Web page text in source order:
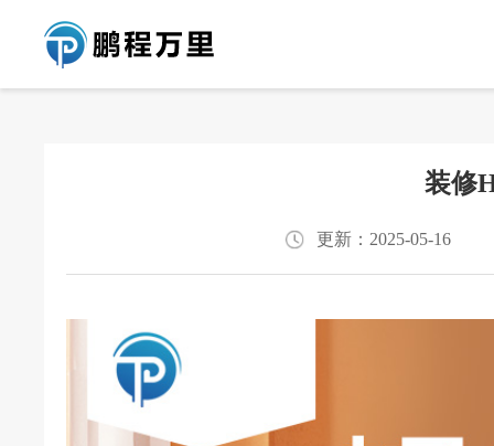
装修
更新：2025-05-16